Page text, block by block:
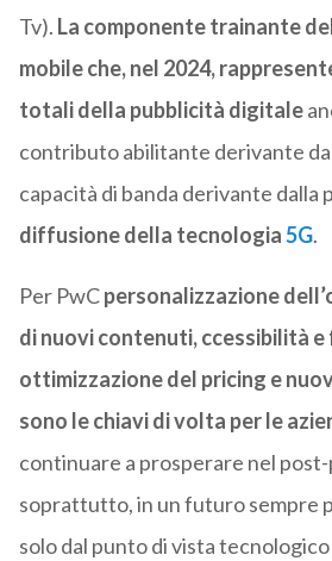
Tv). La componente trainante
mobile che, nel 2024,
totali della pubblicità digitale
contributo abilitante derivante
capacità di banda derivante dalla
diffusione della tecnologia5G.
Per PwCpersonalizzazione
di nuovi contenuti,ccessibilità
ottimizzazione del pricing e
sono le chiavi di volta per le
continuare a prosperare nel post-
soprattutto, in un futuro sempre
solo dal punto di vista tecnologico